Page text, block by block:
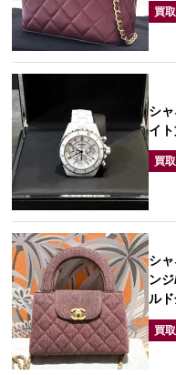
買
シ
イ
買
シ
ン
ル
買